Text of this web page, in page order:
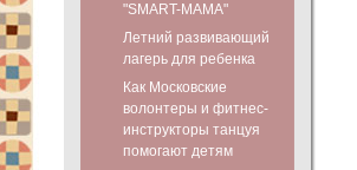
"SMART-МАМА"
Летний развивающий
лагерь для ребенка
Как Московские
волонтеры и фитнес-
инструкторы танцуя
помогают детям